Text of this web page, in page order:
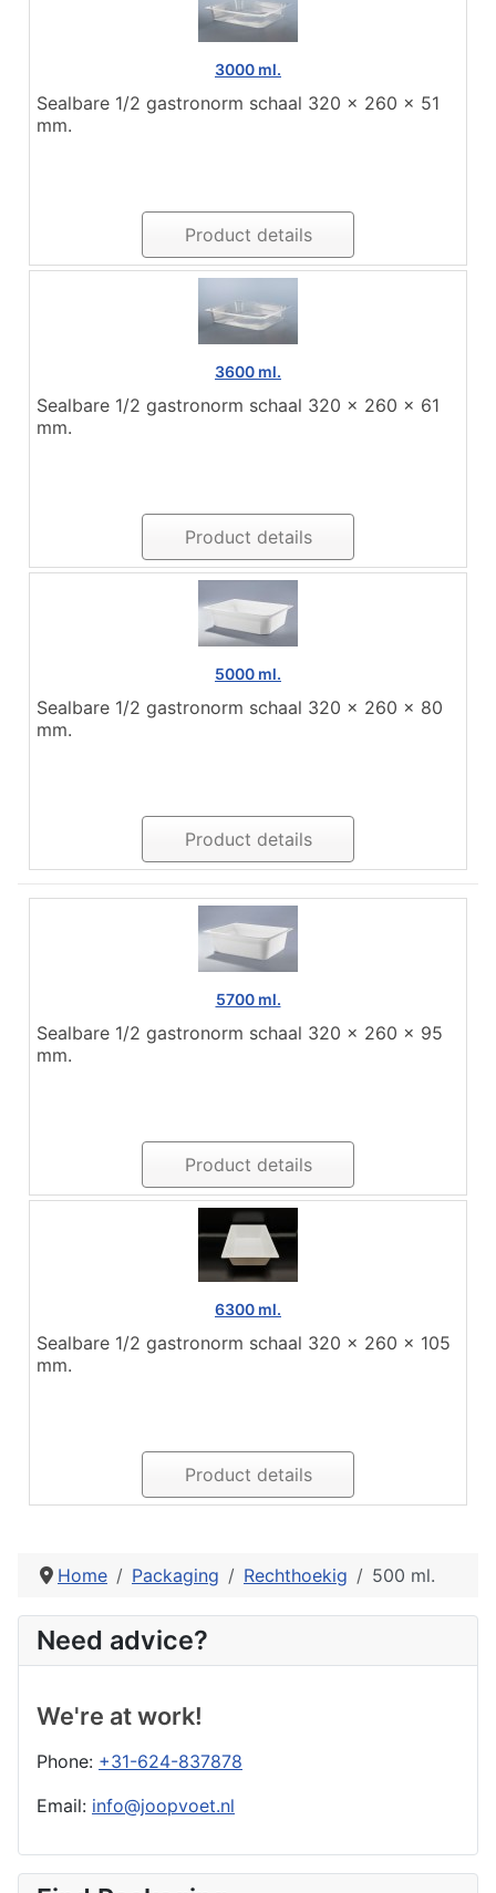
3000 ml.
Sealbare 1/2 gastronorm schaal 320 x 260 x 51
mm.
Product details
3600 ml.
Sealbare 1/2 gastronorm schaal 320 x 260 x 61
mm.
Product details
5000 ml.
Sealbare 1/2 gastronorm schaal 320 x 260 x 80
mm.
Product details
5700 ml.
Sealbare 1/2 gastronorm schaal 320 x 260 x 95
mm.
Product details
6300 ml.
Sealbare 1/2 gastronorm schaal 320 x 260 x 105
mm.
Product details
Home Packaging Rechthoekig 500 ml.
Need advice?
We're at work!
Phone: +31-624-837878
Email: info@joopvoet.nl